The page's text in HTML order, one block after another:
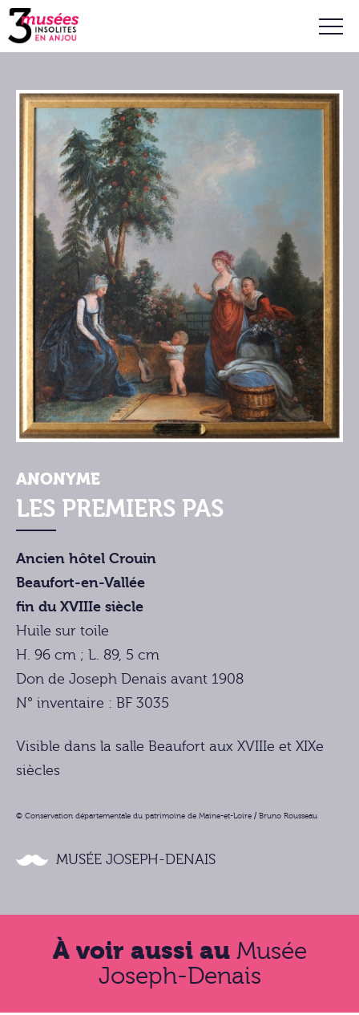
ANONYME
LES PREMIERS PAS
Ancien hôtel Crouin
Beaufort-en-Vallée
fin du XVIIIe siècle
Huile sur toile
H. 96 cm ; L. 89, 5 cm
Don de Joseph Denais avant 1908
N° inventaire : BF 3035
Visible dans la salle Beaufort aux XVIIIe et XIXe
siècles
© Conservation départementale du patrimoine de Maine-et-Loire / Bruno Rousseau
MUSÉE JOSEPH-DENAIS
À voir aussi au Musée
Joseph-Denais